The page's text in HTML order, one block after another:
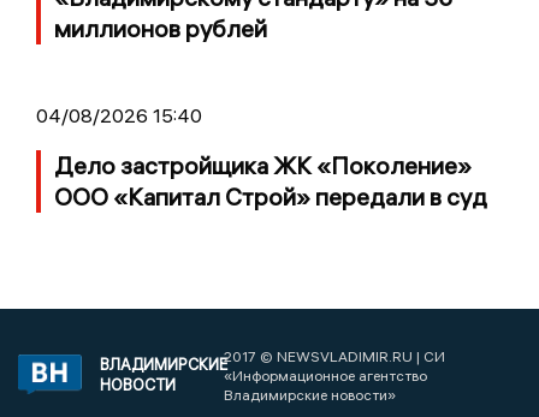
миллионов рублей
04/08/2026 15:40
Дело застройщика ЖК «Поколение»
ООО «Капитал Строй» передали в суд
ВЛАДИМИРСКИЕ
НОВОСТИ
2017 © NEWSVLADIMIR.RU | СИ
«Информационное агентство
Владимирские новости»